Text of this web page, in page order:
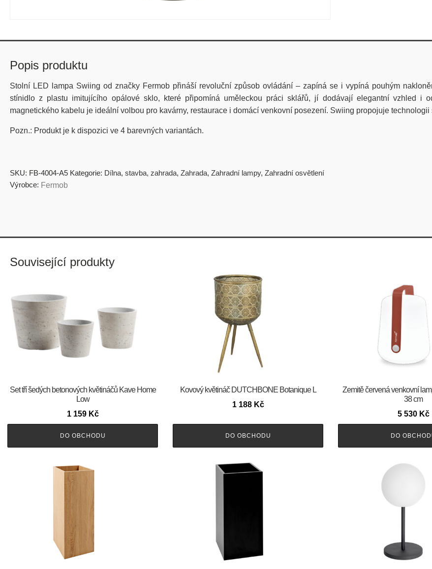
Popis produktu
Stolní LED lampa Swiing od značky Fermob přináší revoluční způsob ovládání – zapíná se i vypíná pouhým
stínidlo z plastu imitujícího opálové sklo, které připomíná uměleckou práci sklářů, jí dodávají elegantní vzhled i
magnetického kabelu je ideální volbou pro kavárny, restaurace i domácí venkovní posezení. Swiing propojuje
Pozn.: Produkt je k dispozici ve 4 barevných variantách.
SKU: FB-4004-A5 Kategorie: Dílna, stavba, zahrada, Zahrada, Zahradní lampy, Zahradní osvětlení
Výrobce: Fermob
Související produkty
Set tří šedých betonových květináčů Kave Home
Low
1 159 Kč
DO OBCHODU
Kovový květináč DUTCHBONE Botanique L
1 188 Kč
DO OBCHODU
Zemitě červená venkovní
38 cm
5 530 Kč
DO